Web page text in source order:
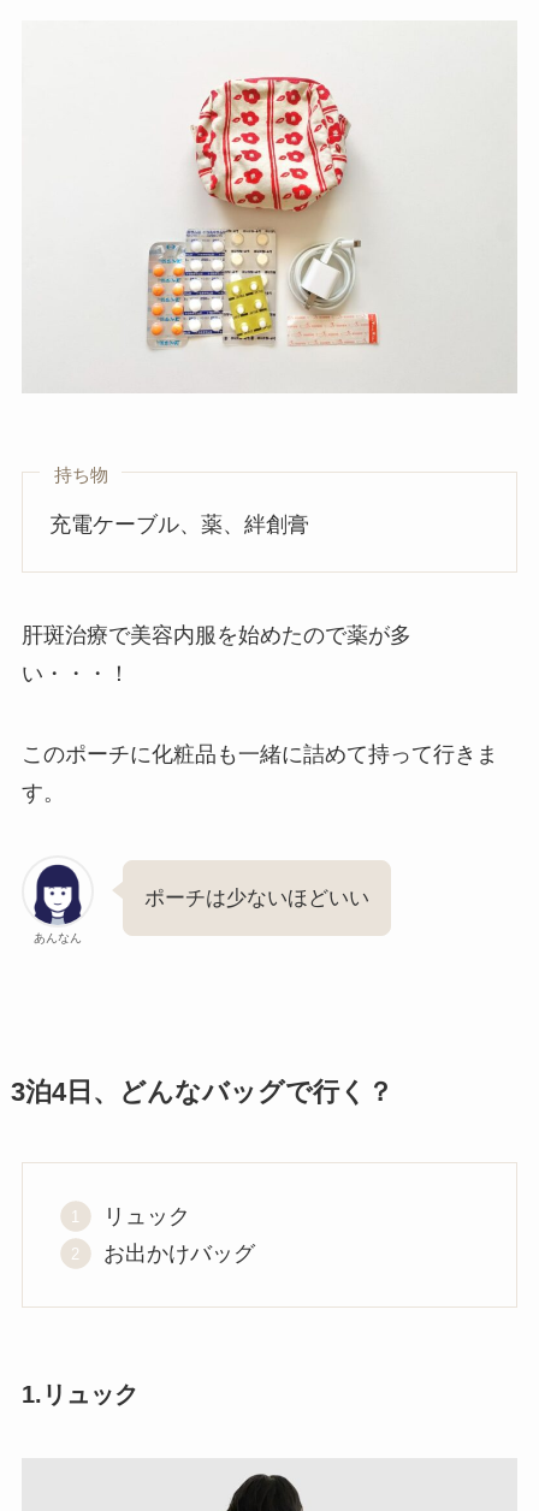
持ち物
充電ケーブル、薬、絆創膏
肝斑治療で美容内服を始めたので薬が多
い・・・！
このポーチに化粧品も一緒に詰めて持って行きま
す。
あんなん
ポーチは少ないほどいい
3泊4日、どんなバッグで行く？
リュック
お出かけバッグ
1.リュック